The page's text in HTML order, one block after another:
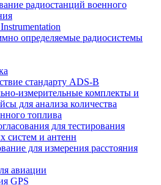
радиостанций военного
определяемые радиосистемы
стандарту ADS-B
измерительные комплекты и
для анализа количества
топлива
для тестирования
систем и антенн
для измерения расстояния
авиации
GPS